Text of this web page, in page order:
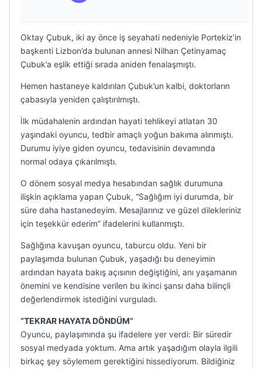
Oktay Çubuk, iki ay önce iş seyahati nedeniyle Portekiz’in
başkenti Lizbon’da bulunan annesi Nilhan Çetinyamaç
Çubuk’a eşlik ettiği sırada aniden fenalaşmıştı.
Hemen hastaneye kaldırılan Çubuk’un kalbi, doktorların
çabasıyla yeniden çalıştırılmıştı.
İlk müdahalenin ardından hayati tehlikeyi atlatan 30
yaşındaki oyuncu, tedbir amaçlı yoğun bakıma alınmıştı.
Durumu iyiye giden oyuncu, tedavisinin devamında
normal odaya çıkarılmıştı.
O dönem sosyal medya hesabından sağlık durumuna
ilişkin açıklama yapan Çubuk, “Sağlığım iyi durumda, bir
süre daha hastanedeyim. Mesajlarınız ve güzel dilekleriniz
için teşekkür ederim” ifadelerini kullanmıştı.
Sağlığına kavuşan oyuncu, taburcu oldu. Yeni bir
paylaşımda bulunan Çubuk, yaşadığı bu deneyimin
ardından hayata bakış açısının değiştiğini, anı yaşamanın
önemini ve kendisine verilen bu ikinci şansı daha bilinçli
değerlendirmek istediğini vurguladı.
“TEKRAR HAYATA DÖNDÜM”
Oyuncu, paylaşımında şu ifadelere yer verdi: Bir süredir
sosyal medyada yoktum. Ama artık yaşadığım olayla ilgili
birkaç şey söylemem gerektiğini hissediyorum. Bildiğiniz